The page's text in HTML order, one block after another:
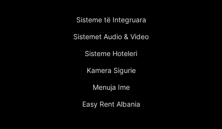
Sisteme të Integruara
Sistemet Audio & Video
Sisteme Hoteleri
Kamera Sigurie
Menuja Ime
Easy Rent Albania